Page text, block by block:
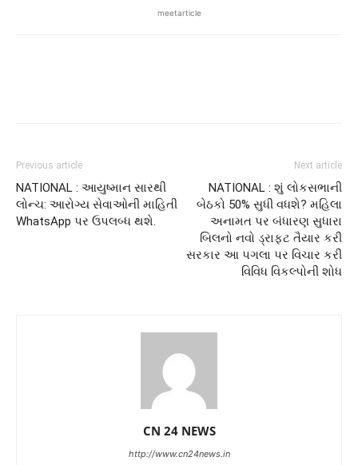
meetarticle
Previous article
NATIONAL : આયુષ્માન સારથી
લોન્ચ: આરોગ્ય સેવાઓની માહિતી
WhatsApp પર ઉપલબ્ધ થશે.
Next article
NATIONAL : શું લોકસભાની
બેઠકો 50% સુધી વધશે? મહિલા
અનામત પર બંધારણ સુધારા
બિલનો નવો ડ્રાફ્ટ તૈયાર કરી
સરકાર આ પગલા પર વિચાર કરી
વિવિધ વિકલ્પોની શોધ
CN 24 NEWS
http://www.cn24news.in